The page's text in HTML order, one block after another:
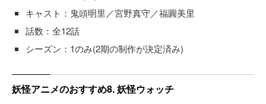
キャスト：鬼頭明里／宮野真守／福圓美里
話数：全12話
シーズン：1のみ(2期の制作が決定済み)
妖怪アニメのおすすめ8. 妖怪ウォッチ